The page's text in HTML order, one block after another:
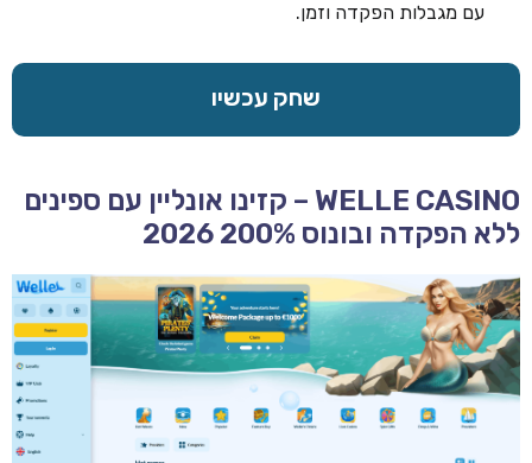
עם מגבלות הפקדה וזמן.
שחק עכשיו
WELLE CASINO – קזינו אונליין עם ספינים
ללא הפקדה ובונוס 200% 2026